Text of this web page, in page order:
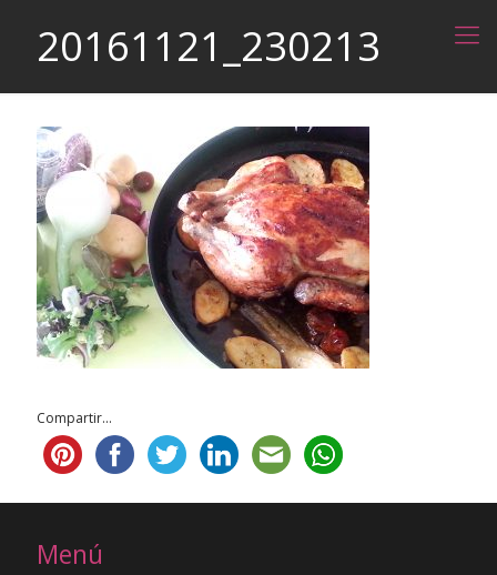
20161121_230213
Compartir...
Menú